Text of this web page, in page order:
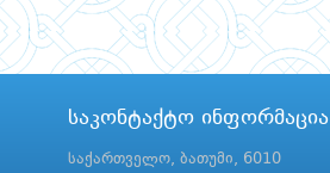
საკონტაქტო ინფორმაცია
საქართველო, ბათუმი, 6010